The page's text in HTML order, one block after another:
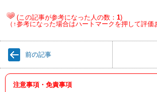
(この記事が参考になった人の数： 1)
（↑参考になった場合はハートマークを押して評価
前の記事
注意事項・免責事項